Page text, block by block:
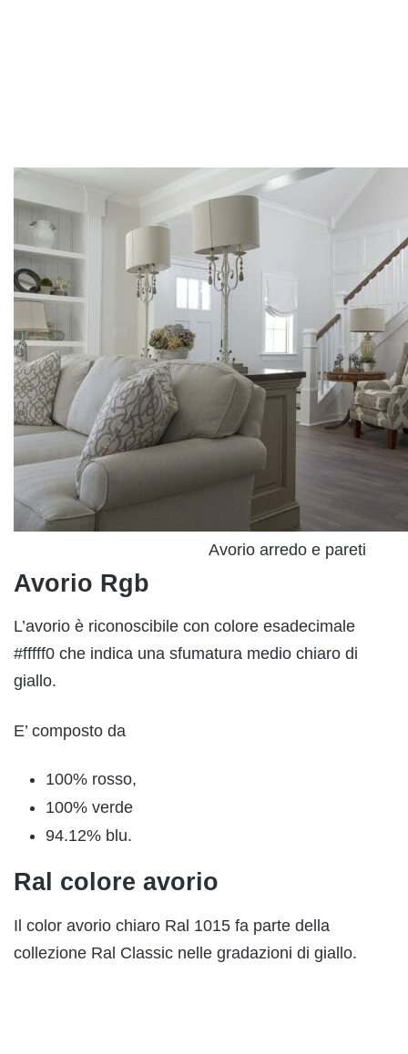
Avorio arredo e pareti
Avorio Rgb
L’avorio è riconoscibile con colore esadecimale
#fffff0 che indica una sfumatura medio chiaro di
giallo.
E’ composto da
100% rosso,
100% verde
94.12% blu.
Ral colore avorio
Il color avorio chiaro Ral 1015 fa parte della
collezione Ral Classic nelle gradazioni di giallo.